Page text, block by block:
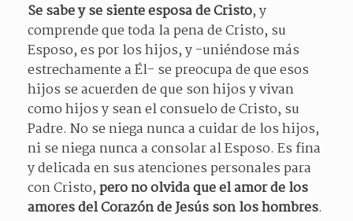
Se sabe y se siente esposa de Cristo, y
comprende que toda la pena de Cristo, su
Esposo, es por los hijos, y -uniéndose más
estrechamente a Él- se preocupa de que esos
hijos se acuerden de que son hijos y vivan
como hijos y sean el consuelo de Cristo, su
Padre. No se niega nunca a cuidar de los hijos,
ni se niega nunca a consolar al Esposo. Es fina
y delicada en sus atenciones personales para
con Cristo,pero no olvida que el amor de los
amores del Corazón de Jesús son los hombres.